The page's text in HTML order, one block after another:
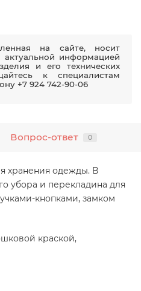
на сайте, носит
актуальной информацией
и его технических
к специалистам
+7 924 742-90-06
Вопрос-ответ 0
хранения одежды. В
убора и перекладина для
кнопками, замком
краской,